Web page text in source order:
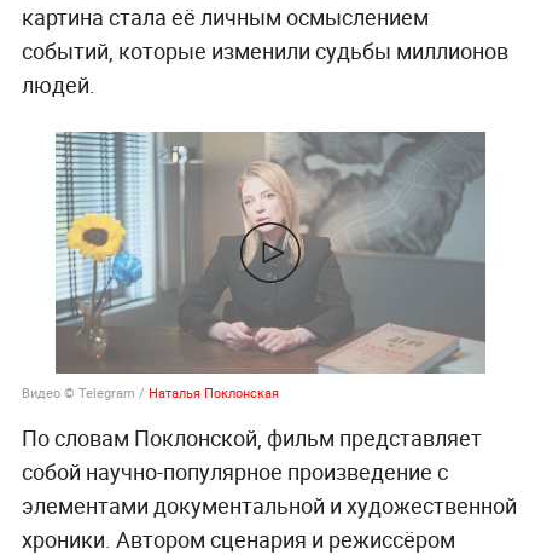
картина стала её личным осмыслением
событий, которые изменили судьбы миллионов
людей.
Видео © Telegram / Наталья Поклонская
По словам Поклонской, фильм представляет
собой научно-популярное произведение с
элементами документальной и художественной
хроники. Автором сценария и режиссёром